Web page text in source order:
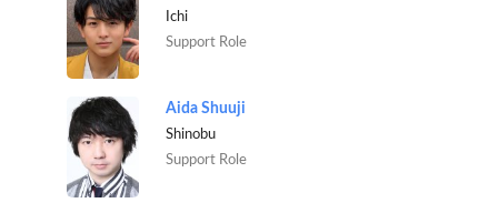
Ichi
Support Role
Aida Shuuji
Shinobu
Support Role